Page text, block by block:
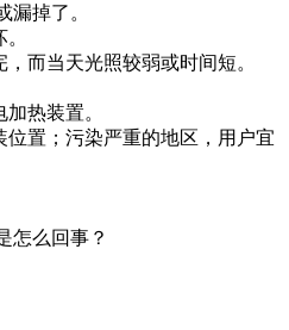
漏掉了。
而当天光照较弱或时间短。
热装置。
位置；污染严重的地区，用户宜
怎么回事？